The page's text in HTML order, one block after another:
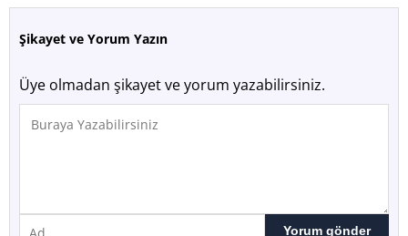
Şikayet ve Yorum Yazın
Üye olmadan şikayet ve yorum yazabilirsiniz.